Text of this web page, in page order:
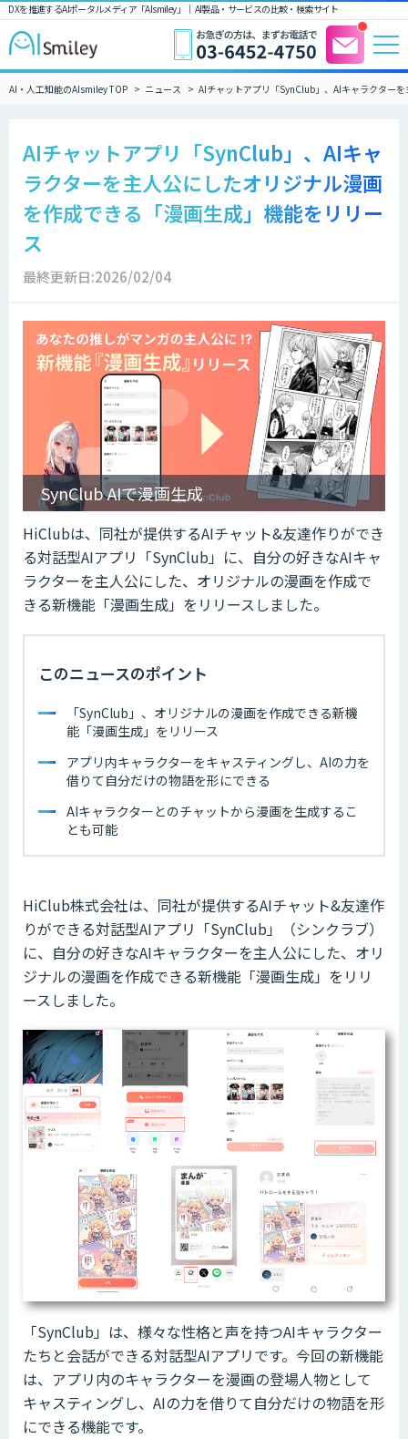
DXを推進するAIポータルメディア「AIsmiley」｜ AI製品・サービスの比較・検索サイト
AI・人工知能のAIsmiley TOP ニュース AIチャットアプリ「SynClub」、AIキャラクター
AIチャットアプリ「SynClub」、AIキャ
ラクターを主人公にしたオリジナル漫画
を作成できる「漫画生成」機能をリリー
ス
最終更新日:2026/02/04
SynClub AIで漫画生成
HiClubは、同社が提供するAIチャット&友達作りができ
る対話型AIアプリ「SynClub」に、自分の好きなAIキャ
ラクターを主人公にした、オリジナルの漫画を作成で
きる新機能「漫画生成」をリリースしました。
このニュースのポイント
「SynClub」、オリジナルの漫画を作成できる新機
能「漫画生成」をリリース
アプリ内キャラクターをキャスティングし、AIの力を
借りて自分だけの物語を形にできる
AIキャラクターとのチャットから漫画を生成するこ
とも可能
HiClub株式会社は、同社が提供するAIチャット&友達作
りができる対話型AIアプリ「SynClub」（シンクラブ）
に、自分の好きなAIキャラクターを主人公にした、オリ
ジナルの漫画を作成できる新機能「漫画生成」をリリ
ースしました。
「SynClub」は、様々な性格と声を持つAIキャラクター
たちと会話ができる対話型AIアプリです。今回の新機能
は、アプリ内のキャラクターを漫画の登場人物として
キャスティングし、AIの力を借りて自分だけの物語を形
にできる機能です。